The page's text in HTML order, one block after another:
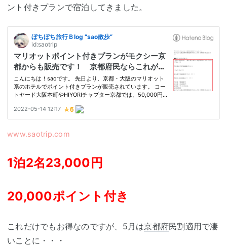
ント付きプランで宿泊してきました。
www.saotrip.com
1泊2名23,000円
20,000ポイント付き
これだけでもお得なのですが、5月は京都府民割適用で凄
いことに・・・